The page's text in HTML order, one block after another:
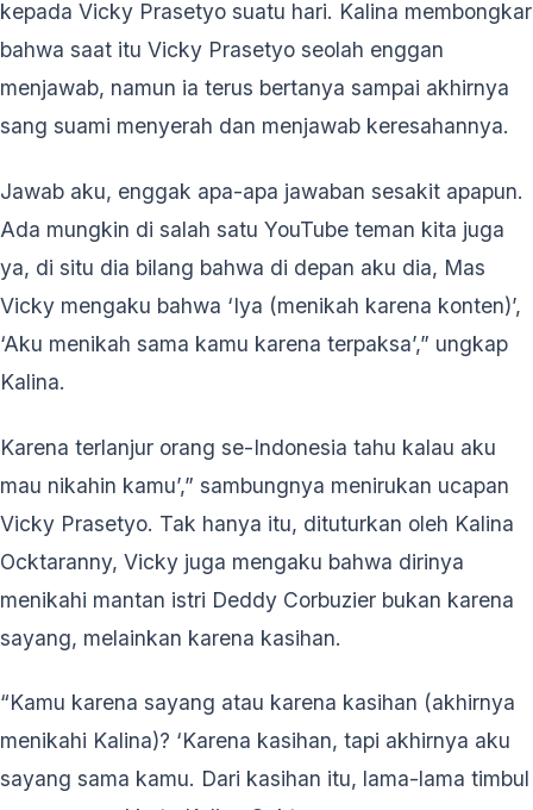
kepada Vicky Prasetyo suatu hari. Kalina membongkar
bahwa saat itu Vicky Prasetyo seolah enggan
menjawab, namun ia terus bertanya sampai akhirnya
sang suami menyerah dan menjawab keresahannya.
Jawab aku, enggak apa-apa jawaban sesakit apapun.
Ada mungkin di salah satu YouTube teman kita juga
ya, di situ dia bilang bahwa di depan aku dia, Mas
Vicky mengaku bahwa ‘Iya (menikah karena konten)’,
‘Aku menikah sama kamu karena terpaksa’,” ungkap
Kalina.
Karena terlanjur orang se-Indonesia tahu kalau aku
mau nikahin kamu’,” sambungnya menirukan ucapan
Vicky Prasetyo. Tak hanya itu, dituturkan oleh Kalina
Ocktaranny, Vicky juga mengaku bahwa dirinya
menikahi mantan istri Deddy Corbuzier bukan karena
sayang, melainkan karena kasihan.
“Kamu karena sayang atau karena kasihan (akhirnya
menikahi Kalina)? ‘Karena kasihan, tapi akhirnya aku
sayang sama kamu. Dari kasihan itu, lama-lama timbul